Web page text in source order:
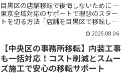
目黒区の店舗移転で後悔しないために ―
東京全域対応のサポートで理想のスター
トを切る方法「店舗を目黒区で移転した
いけれど、何から始めればいいの？」
「費用や手続き、失敗しないためのポイ
ントが分からず不安…」とお悩みの方は
多いのではないでしょう...
2025.08.06
【中央区の事務所移転】内装工事
も一括対応！コスト削減とスムー
ズ施工で安心の移転サポート